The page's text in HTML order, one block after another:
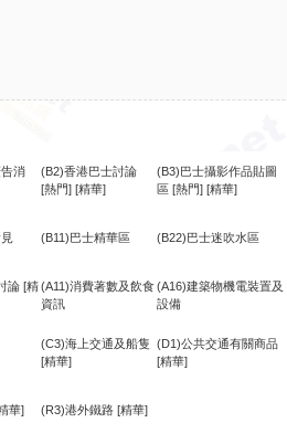
消
(B2)香港巴士討論
[熱門] [精華]
(B3)巴士攝影作品貼圖
區 [熱門] [精華]
(B11)巴士精華區 (B22)巴士迷吹水區
論 [精(A11)消費著數及飲食
資訊
(A16)建築物機電裝置及
設備
(C3)海上交通及船隻
[精華]
(D1)公共交通有關商品
[精華]
華] (R3)港外鐵路 [精華]